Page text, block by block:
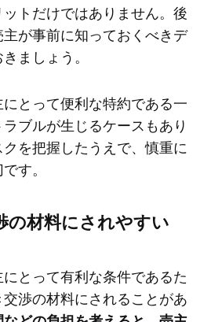
トだけではありません。後
が事前に知っておくべきデ
ましょう。
とって便利な特約である一
ブルが生じるケースもあり
を把握したうえで、慎重に
す。
の材料にされやすい
とって有利な条件であるた
渉の材料にされることがあ